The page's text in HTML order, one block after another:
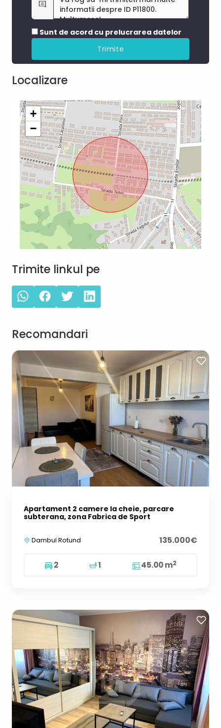
Sunt de acord cu prelucrarea datelor
Localizare
+
−
Trimite linkul pe
Recomandari
Apartament 2 camere la cheie, parcare
subterana, zona Fabrica de Sport
Dambul Rotund 135.000€
2 1 45.00 m2